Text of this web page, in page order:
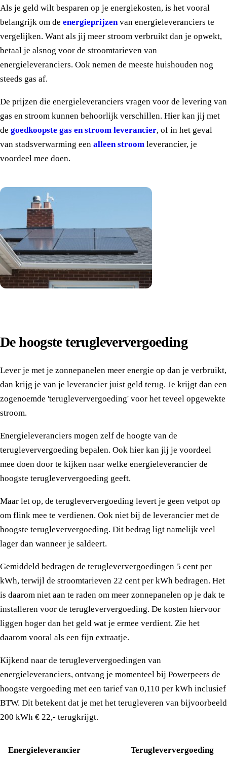
Als je geld wilt besparen op je energiekosten, is het vooral
belangrijk om de energieprijzen van energieleveranciers te
vergelijken. Want als jij meer stroom verbruikt dan je opwekt,
betaal je alsnog voor de stroomtarieven van
energieleveranciers. Ook nemen de meeste huishouden nog
steeds gas af.
De prijzen die energieleveranciers vragen voor de levering van
gas en stroom kunnen behoorlijk verschillen. Hier kan jij met
de goedkoopste gas en stroom leverancier, of in het geval
van stadsverwarming een alleen stroom leverancier, je
voordeel mee doen.
De hoogste terugleververgoeding
Lever je met je zonnepanelen meer energie op dan je verbruikt,
dan krijg je van je leverancier juist geld terug. Je krijgt dan een
zogenoemde 'terugleververgoeding' voor het teveel opgewekte
stroom.
Energieleveranciers mogen zelf de hoogte van de
terugleververgoeding bepalen. Ook hier kan jij je voordeel
mee doen door te kijken naar welke energieleverancier de
hoogste terugleververgoeding geeft.
Maar let op, de terugleververgoeding levert je geen vetpot op
om flink mee te verdienen. Ook niet bij de leverancier met de
hoogste terugleververgoeding. Dit bedrag ligt namelijk veel
lager dan wanneer je saldeert.
Gemiddeld bedragen de terugleververgoedingen 5 cent per
kWh, terwijl de stroomtarieven 22 cent per kWh bedragen. Het
is daarom niet aan te raden om meer zonnepanelen op je dak te
installeren voor de terugleververgoeding. De kosten hiervoor
liggen hoger dan het geld wat je ermee verdient. Zie het
daarom vooral als een fijn extraatje.
Kijkend naar de terugleververgoedingen van
energieleveranciers, ontvang je momenteel bij Powerpeers de
hoogste vergoeding met een tarief van 0,110 per kWh inclusief
BTW. Dit betekent dat je met het terugleveren van bijvoorbeeld
200 kWh € 22,- terugkrijgt.
Energieleverancier Terugleververgoeding